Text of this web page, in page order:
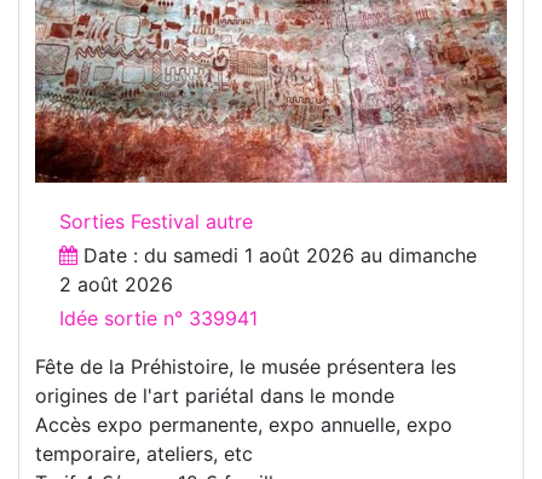
Sorties Festival autre
Date : du samedi 1 août 2026 au dimanche
2 août 2026
Idée sortie n° 339941
Fête de la Préhistoire, le musée présentera les
origines de l'art pariétal dans le monde
Accès expo permanente, expo annuelle, expo
temporaire, ateliers, etc